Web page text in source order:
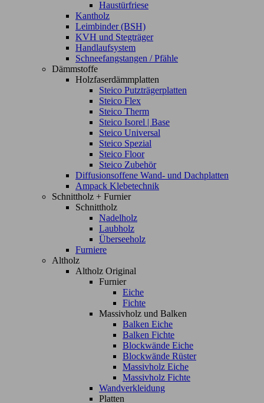
Haustürfriese
Kantholz
Leimbinder (BSH)
KVH und Stegträger
Handlaufsystem
Schneefangstangen / Pfähle
Dämmstoffe
Holzfaserdämmplatten
Steico Putzträgerplatten
Steico Flex
Steico Therm
Steico Isorel | Base
Steico Universal
Steico Spezial
Steico Floor
Steico Zubehör
Diffusionsoffene Wand- und Dachplatten
Ampack Klebetechnik
Schnittholz + Furnier
Schnittholz
Nadelholz
Laubholz
Überseeholz
Furniere
Altholz
Altholz Original
Furnier
Eiche
Fichte
Massivholz und Balken
Balken Eiche
Balken Fichte
Blockwände Eiche
Blockwände Rüster
Massivholz Eiche
Massivholz Fichte
Wandverkleidung
Platten